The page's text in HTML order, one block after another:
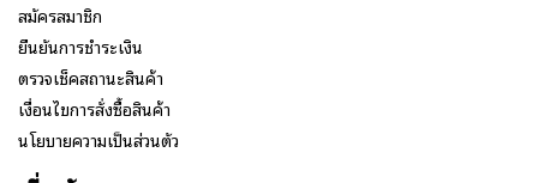
สมัครสมาชิก
ยืนยันการชำระเงิน
ตรวจเช็คสถานะสินค้า
เงื่อนไขการสั่งซื้อสินค้า
นโยบายความเป็นส่วนตัว